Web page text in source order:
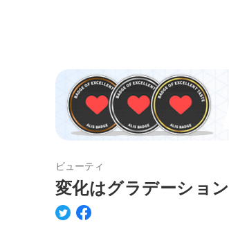
ビューティ
変化はグラデーション